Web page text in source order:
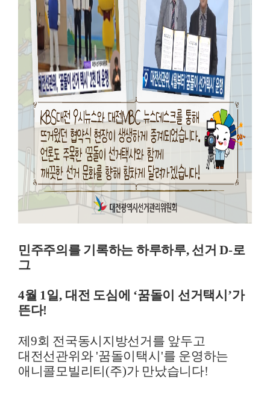
민주주의를 기록하는 하루하루, 선거 D-로
그
4월 1일, 대전 도심에 ‘꿈돌이 선거택시 ’가
뜬다!
제9회 전국동시지방선거를 앞두고
대전선관위와 '꿈돌이택시'를 운영하는
애니콜모빌리티(주)가 만났습니다!